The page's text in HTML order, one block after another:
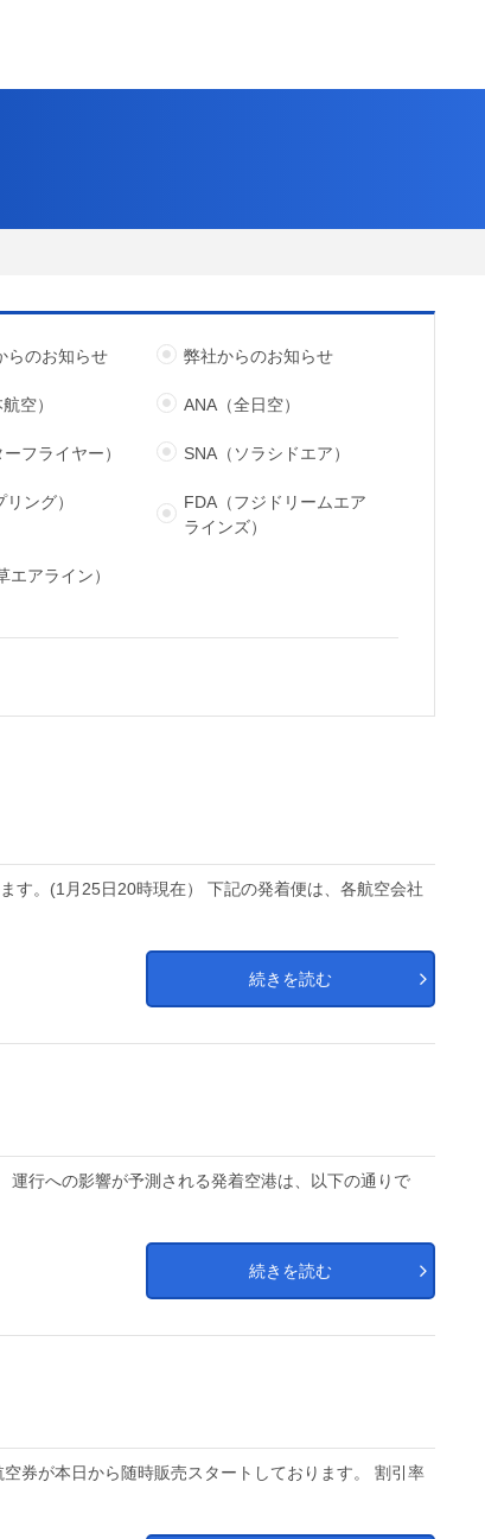
らのお知らせ 弊社からのお知らせ
空） ANA（全日空）
フライヤー） SNA（ソラシドエア）
ング）
FDA（フジドリームエア
ラインズ）
エアライン）
す。(1月25日20時現在） 下記の発着便は、各航空会社
続きを読む
行への影響が予測される発着空港は、以下の通りで
続きを読む
券が本日から随時販売スタートしております。 割引率